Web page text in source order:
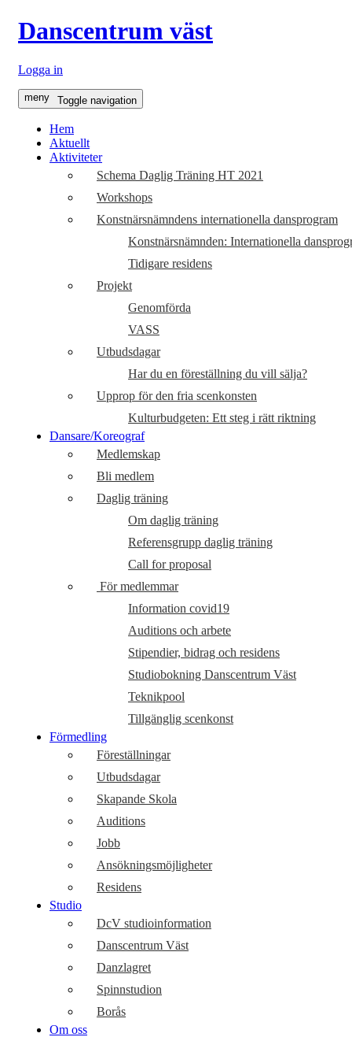
Danscentrum väst
Logga in
meny Toggle navigation
Hem
Aktuellt
Aktiviteter
Schema Daglig Träning HT 2021
Workshops
Konstnärsnämndens internationella dansprogram
Konstnärsnämnden: Internationella
Tidigare residens
Projekt
Genomförda
VASS
Utbudsdagar
Har du en föreställning du vill sälja?
Upprop för den fria scenkonsten
Kulturbudgeten: Ett steg i rätt riktning
Dansare/Koreograf
Medlemskap
Bli medlem
Daglig träning
Om daglig träning
Referensgrupp daglig träning
Call for proposal
För medlemmar
Information covid19
Auditions och arbete
Stipendier, bidrag och residens
Studiobokning Danscentrum Väst
Teknikpool
Tillgänglig scenkonst
Förmedling
Föreställningar
Utbudsdagar
Skapande Skola
Auditions
Jobb
Ansökningsmöjligheter
Residens
Studio
DcV studioinformation
Danscentrum Väst
Danzlagret
Spinnstudion
Borås
Om oss